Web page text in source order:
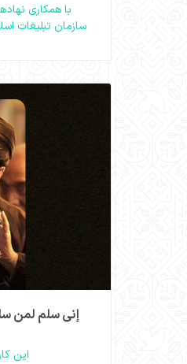
با همکاری
سازمان تبلیغات
مهرواره هوای نو
عنوان خیابان
هدف بازنمایی
هیأت‌ها و
شکل گرفته است.
إنی سلم لمن
این